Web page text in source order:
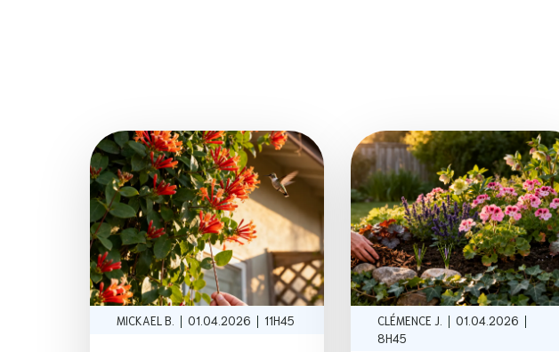
MICKAEL B. | 01.04.2026 | 11H45 CLÉMENCE J. | 01.04.2026 |
8H45